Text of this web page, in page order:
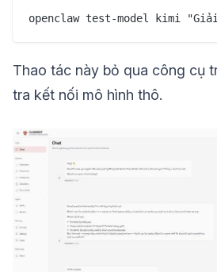
Thao tác này bỏ qua công cụ
tra kết nối mô hình thô.